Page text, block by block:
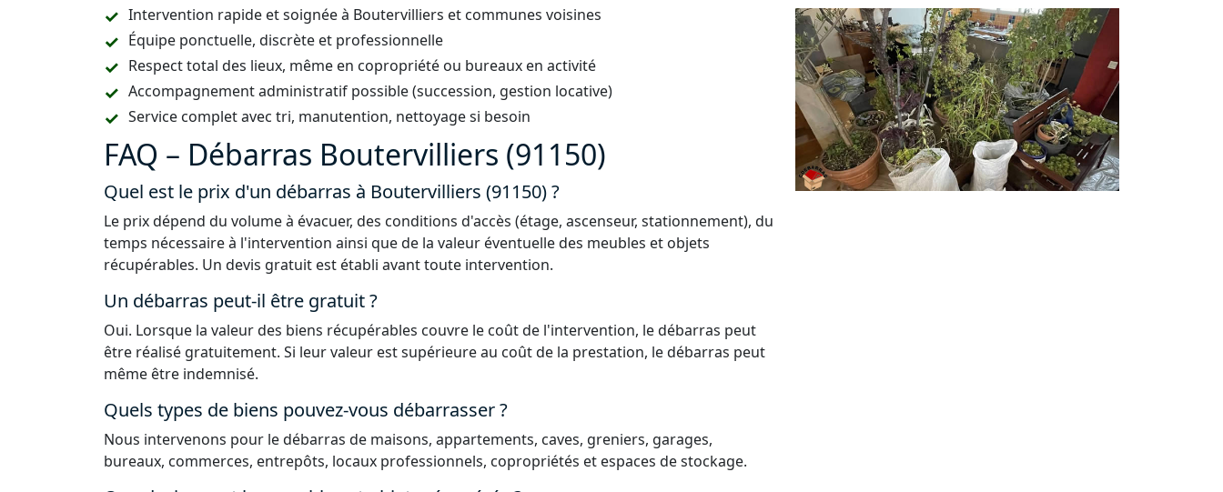
Intervention rapide et soignée à Boutervilliers et communes voisines
Équipe ponctuelle, discrète et professionnelle
Respect total des lieux, même en copropriété ou bureaux en activité
Accompagnement administratif possible (succession, gestion locative)
Service complet avec tri, manutention, nettoyage si besoin
FAQ – Débarras Boutervilliers (91150)
Quel est le prix d'un débarras à Boutervilliers (91150) ?
Le prix dépend du volume à évacuer, des conditions d'accès (étage, ascenseur, stationnement), du
temps nécessaire à l'intervention ainsi que de la valeur éventuelle des meubles et objets
récupérables. Un devis gratuit est établi avant toute intervention.
Un débarras peut-il être gratuit ?
Oui. Lorsque la valeur des biens récupérables couvre le coût de l'intervention, le débarras peut
être réalisé gratuitement. Si leur valeur est supérieure au coût de la prestation, le débarras peut
même être indemnisé.
Quels types de biens pouvez-vous débarrasser ?
Nous intervenons pour le débarras de maisons, appartements, caves, greniers, garages,
bureaux, commerces, entrepôts, locaux professionnels, copropriétés et espaces de stockage.